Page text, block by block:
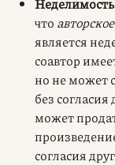
что
является
соавтор
но не может
без
может
согласия